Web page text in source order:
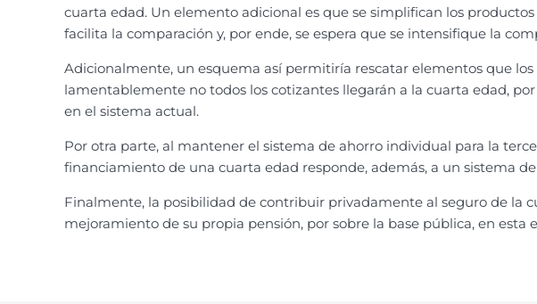
cuarta edad. Un elemento adicional es que se simplifican los
facilita la comparación y, por ende, se espera que se intensifique la
Adicionalmente, un esquema así permitiría rescatar elementos que
lamentablemente no todos los cotizantes llegarán a la cuarta edad,
en el sistema actual.
Por otra parte, al mantener el sistema de ahorro individual para la
financiamiento de una cuarta edad responde, además, a un sistema
Finalmente, la posibilidad de contribuir privadamente al seguro de la
mejoramiento de su propia pensión, por sobre la base pública, en esta